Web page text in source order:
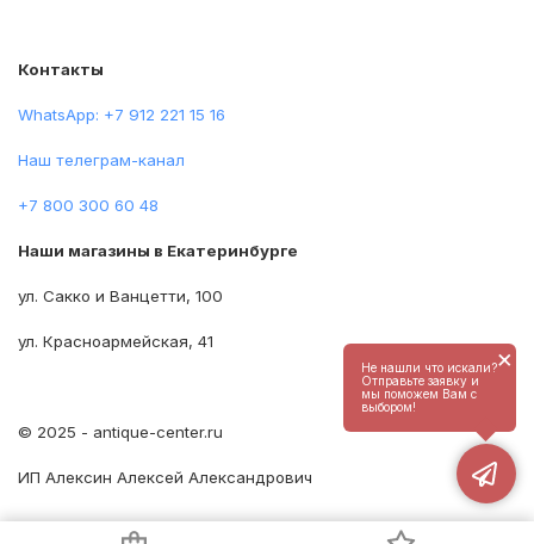
Контакты
WhatsApp: +7 912 221 15 16
Наш телеграм-канал
+7 800 300 60 48
Наши магазины в Екатеринбурге
ул. Сакко и Ванцетти, 100
ул. Красноармейская, 41
© 2025 - antique-center.ru
ИП Алексин Алексей Александрович
Не нашли что искали?
Отправьте заявку и
мы поможем Вам с
выбором!
×